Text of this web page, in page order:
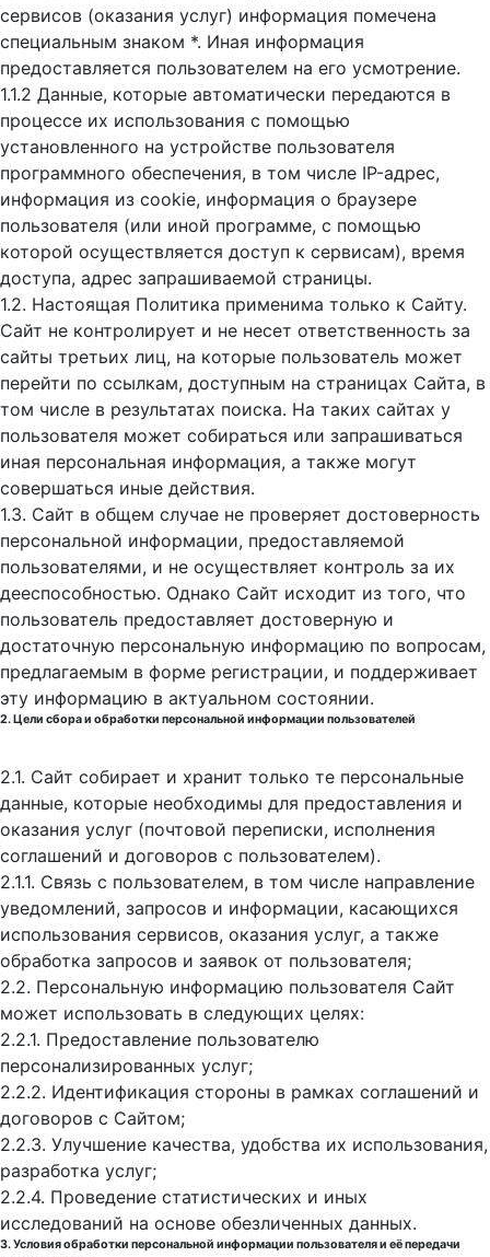
сервисов (оказания услуг) информация помечена
специальным знаком *. Иная информация
предоставляется пользователем на его усмотрение.
1.1.2 Данные, которые автоматически передаются в
процессе их использования с помощью
установленного на устройстве пользователя
программного обеспечения, в том числе IP-адрес,
информация из cookie, информация о браузере
пользователя (или иной программе, с помощью
которой осуществляется доступ к cервисам), время
доступа, адрес запрашиваемой страницы.
1.2. Настоящая Политика применима только к Сайту.
Сайт не контролирует и не несет ответственность за
сайты третьих лиц, на которые пользователь может
перейти по ссылкам, доступным на страницах Сайта, в
том числе в результатах поиска. На таких сайтах у
пользователя может собираться или запрашиваться
иная персональная информация, а также могут
совершаться иные действия.
1.3. Сайт в общем случае не проверяет достоверность
персональной информации, предоставляемой
пользователями, и не осуществляет контроль за их
дееспособностью. Однако Сайт исходит из того, что
пользователь предоставляет достоверную и
достаточную персональную информацию по вопросам,
предлагаемым в форме регистрации, и поддерживает
эту информацию в актуальном состоянии.
2. Цели сбора и обработки персональной информации пользователей
2.1. Сайт собирает и хранит только те персональные
данные, которые необходимы для предоставления и
оказания услуг (почтовой переписки, исполнения
соглашений и договоров с пользователем).
2.1.1. Связь с пользователем, в том числе направление
уведомлений, запросов и информации, касающихся
использования сервисов, оказания услуг, а также
обработка запросов и заявок от пользователя;
2.2. Персональную информацию пользователя Сайт
может использовать в следующих целях:
2.2.1. Предоставление пользователю
персонализированных услуг;
2.2.2. Идентификация стороны в рамках соглашений и
договоров с Сайтом;
2.2.3. Улучшение качества, удобства их использования,
разработка услуг;
2.2.4. Проведение статистических и иных
исследований на основе обезличенных данных.
3. Условия обработки персональной информации пользователя и её передачи